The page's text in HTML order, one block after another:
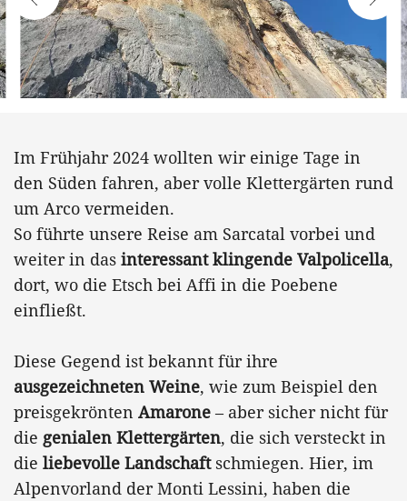
Im Frühjahr 2024 wollten wir einige Tage in
den Süden fahren, aber volle Klettergärten rund
um Arco vermeiden.
So führte unsere Reise am Sarcatal vorbei und
weiter in das interessant klingende Valpolicella,
dort, wo die Etsch bei Affi in die Poebene
einfließt.
Diese Gegend ist bekannt für ihre
ausgezeichneten Weine, wie zum Beispiel den
preisgekrönten Amarone – aber sicher nicht für
die genialen Klettergärten, die sich versteckt in
die liebevolle Landschaftschmiegen. Hier, im
Alpenvorland der Monti Lessini, haben die